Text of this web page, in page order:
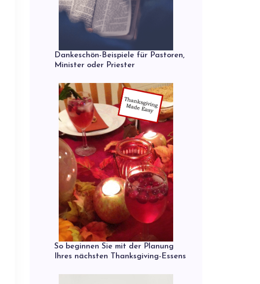
Dankeschön-Beispiele für Pastoren,
Minister oder Priester
So beginnen Sie mit der Planung
Ihres nächsten Thanksgiving-Essens